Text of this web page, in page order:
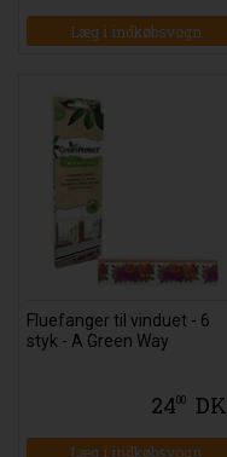
Fluefanger til vinduet - 6
styk - A Green Way
2400